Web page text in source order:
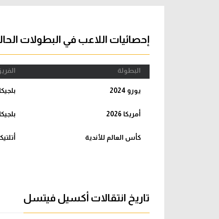
دوري إحصائيات اللاعب في البطولات
البطولة
يورو 2024 بلجيكا
أمريكا 2026 بلجيكا
كأس العالم للأندية
تاريخ انتقالات أكسيل فيتسل